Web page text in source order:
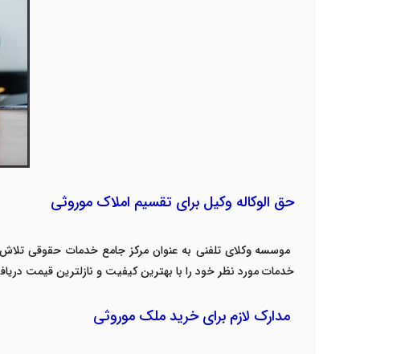
حق الوکاله وکیل برای تقسیم املاک موروثی
موسسه وکلای تلفنی به عنوان مرکز جامع خدمات حقوقی
خدمات مورد نظر خود را با بهترین کیفیت و نازلترین قیمت
مدارک لازم برای خرید ملک موروثی